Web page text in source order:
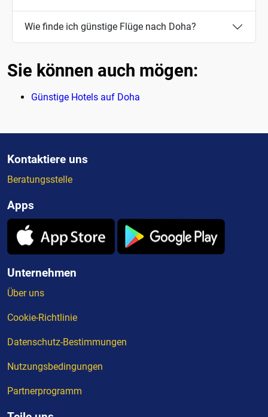
Wie finde ich günstige Flüge nach Doha?
Sie können auch mögen:
Günstige Hotels auf Doha
Kontaktiere uns
Beratungsstelle
Apps
Unternehmen
Über uns
Cookie-Richtlinie
Datenschutz-Bestimmungen
Nutzungsbedingungen
Partnerprogramm